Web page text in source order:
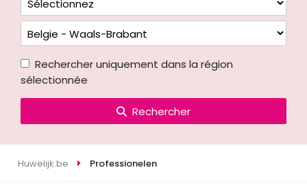
Rechercher uniquement dans la région
sélectionnée
Rechercher
Huwelijk.be Professionelen